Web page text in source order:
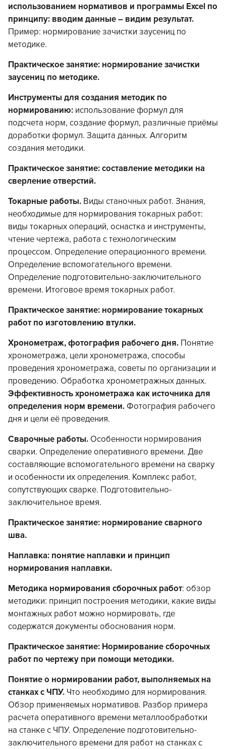
использованием нормативов и программы Excel по
принципу: вводим данные – видим результат.
Пример: нормирование зачистки заусениц по
методике.
Практическое занятие: нормирование зачистки
заусениц по методике.
Инструменты для создания методик по
нормированию: использование формул для
подсчета норм, создание формул, различные приёмы
доработки формул. Защита данных. Алгоритм
создания методики.
Практическое занятие: составление методики на
сверление отверстий.
Токарные работы. Виды станочных работ. Знания,
необходимые для нормирования токарных работ:
виды токарных операций, оснастка и инструменты,
чтение чертежа, работа с технологическим
процессом. Определение операционного времени.
Определение вспомогательного времени.
Определение подготовительно-заключительного
времени. Итоговое время токарных работ.
Практическое занятие: нормирование токарных
работ по изготовлению втулки.
Хронометраж, фотография рабочего дня. Понятие
хронометража, цели хронометража, способы
проведения хронометража, советы по организации и
проведению. Обработка хронометражных данных.
Эффективность хронометража как источника для
определения норм времени. Фотография рабочего
дня и цели её проведения.
Сварочные работы. Особенности нормирования
сварки. Определение оперативного времени. Две
составляющие вспомогательного времени на сварку
и особенности их определения. Комплекс работ,
сопутствующих сварке. Подготовительно-
заключительное время.
Практическое занятие: нормирование сварного
шва.
Наплавка: понятие наплавки и принцип
нормирования наплавки.
Методика нормирования сборочных работ: обзор
методики: принцип построения методики, какие виды
монтажных работ можно нормировать, где
содержатся документы обоснования норм.
Практическое занятие: Нормирование сборочных
работ по чертежу при помощи методики.
Понятие о нормировании работ, выполняемых на
станках с ЧПУ. Что необходимо для нормирования.
Обзор применяемых нормативов. Разбор примера
расчета оперативного времени металлообработки
на станке с ЧПУ. Определение подготовительно-
заключительного времени для работ на станках с